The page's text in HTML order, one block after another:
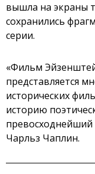
вышла на экраны
сохранились
серии.
«Фильм
представляется
исторических
историю
превосходнейший
Чарльз Чаплин.